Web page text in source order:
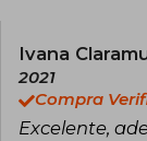
Ivana
2021
Compra
Excelente,